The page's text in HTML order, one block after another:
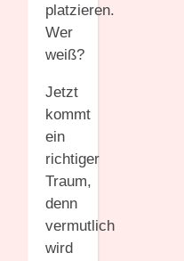
platzieren.
Wer
weiß?
Jetzt
kommt
ein
richtiger
Traum,
denn
vermutlich
wird